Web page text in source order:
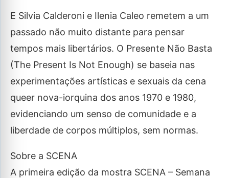
E Silvia Calderoni e Ilenia Caleo remetem a um
passado não muito distante para pensar
tempos mais libertários. O Presente Não Basta
(The Present Is Not Enough) se baseia nas
experimentações artísticas e sexuais da cena
queer nova-iorquina dos anos 1970 e 1980,
evidenciando um senso de comunidade e a
liberdade de corpos múltiplos, sem normas.
Sobre a SCENA
A primeira edição da mostra SCENA – Semana